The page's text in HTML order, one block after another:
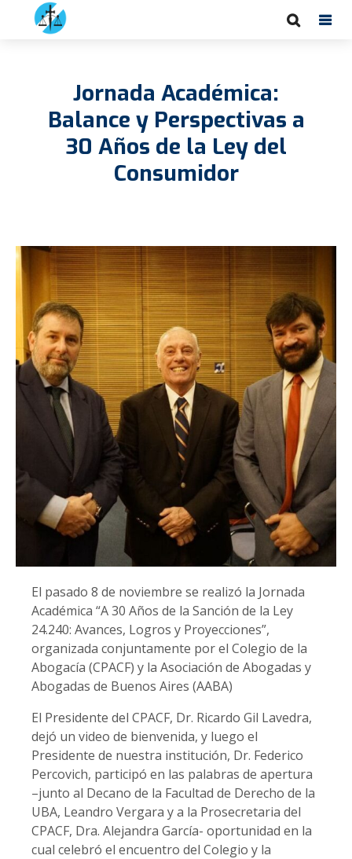
Jornada Académica:
Balance y Perspectivas a
30 Años de la Ley del
Consumidor
El pasado 8 de noviembre se realizó la Jornada
Académica “A 30 Años de la Sanción de la Ley
24.240: Avances, Logros y Proyecciones”,
organizada conjuntamente por el Colegio de la
Abogacía (CPACF) y la Asociación de Abogadas y
Abogadas de Buenos Aires (AABA)
El Presidente del CPACF, Dr. Ricardo Gil Lavedra,
dejó un video de bienvenida, y luego el
Presidente de nuestra institución, Dr. Federico
Percovich, participó en las palabras de apertura
–junto al Decano de la Facultad de Derecho de la
UBA, Leandro Vergara y a la Prosecretaria del
CPACF, Dra. Alejandra García- oportunidad en la
cual celebró el encuentro del Colegio y la